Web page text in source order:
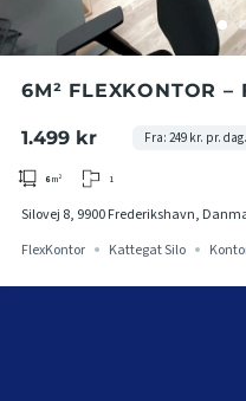
‍‍‍6M² FLEXKONTOR –
1.499 kr
Fra: 249 kr. pr.
6m² 1
Silovej 8, 9900 Frederikshavn,
FlexKontor
Kattegat Silo